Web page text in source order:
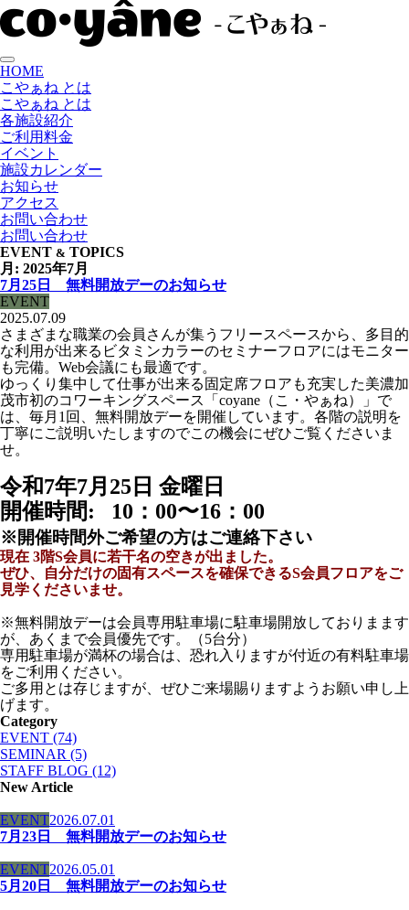
HOME
こやぁね とは
こやぁね とは
各施設紹介
ご利用料金
イベント
施設カレンダー
お知らせ
アクセス
お問い合わせ
お問い合わせ
EVENT & TOPICS
月: 2025年7月
7月25日 無料開放デーのお知らせ
EVENT
2025.07.09
さまざまな職業の会員さんが集うフリースペースから、多目的
な利用が出来るビタミンカラーのセミナーフロアにはモニター
も完備。Web会議にも最適です。
ゆっくり集中して仕事が出来る固定席フロアも充実した美濃加
茂市初のコワーキングスペース「coyane（こ・やぁね）」で
は、毎月1回、無料開放デーを開催しています。各階の説明を
丁寧にご説明いたしますのでこの機会にぜひご覧くださいま
せ。
令和7年7月25日 金曜日
開催時間: 10 ：00〜16：00
※開催時間外ご希望の方はご連絡下さい
現在 3階S会員に若干名の空きが出ました。
ぜひ、自分だけの固有スペースを確保できるS会員フロアをご
見学くださいませ。
※無料開放デーは会員専用駐車場に駐車場開放しておりまます
が、あくまで会員優先です。（5台分）
専用駐車場が満杯の場合は、恐れ入りますが付近の有料駐車場
をご利用ください。
ご多用とは存じますが、ぜひご来場賜りますようお願い申し上
げます。
Category
EVENT (74)
SEMINAR (5)
STAFF BLOG (12)
New Article
EVENT2026.07.01
7月23日 無料開放デーのお知らせ
EVENT2026.05.01
5月20日 無料開放デーのお知らせ